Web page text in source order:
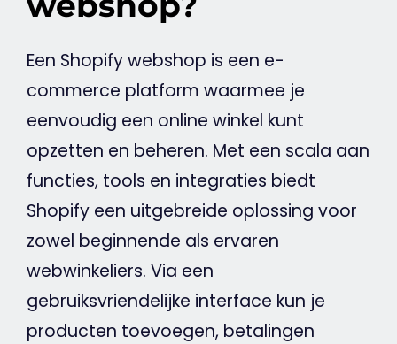
Een Shopifywebshop is een e-
commerce platform waarmee je
eenvoudig een online winkel kunt
opzetten en beheren. Met een scala aan
functies, tools en integraties biedt
Shopify een uitgebreide oplossing voor
zowel beginnende als ervaren
webwinkeliers. Via een
gebruiksvriendelijke interface kun je
producten toevoegen, betalingen